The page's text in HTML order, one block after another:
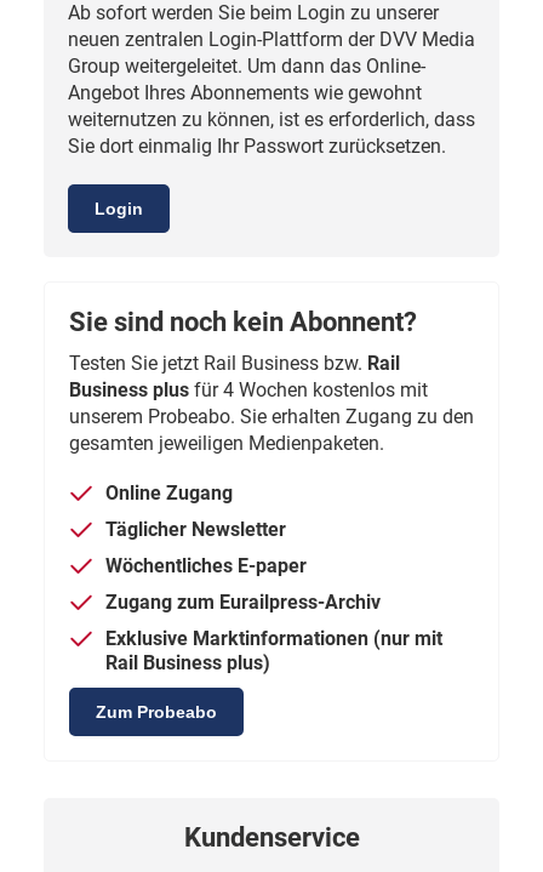
Ab sofort werden Sie beim Login zu unserer
neuen zentralen Login-Plattform der DVV Media
Group weitergeleitet. Um dann das Online-
Angebot Ihres Abonnements wie gewohnt
weiternutzen zu können, ist es erforderlich, dass
Sie dort einmalig Ihr Passwort zurücksetzen.
Login
Sie sind noch kein Abonnent?
Testen Sie jetzt Rail Business bzw. Rail
Business plus für 4 Wochen kostenlos mit
unserem Probeabo. Sie erhalten Zugang zu den
gesamten jeweiligen Medienpaketen.
Online Zugang
Täglicher Newsletter
Wöchentliches E-paper
Zugang zum Eurailpress-Archiv
Exklusive Marktinformationen (nur mit
Rail Business plus)
Zum Probeabo
Kundenservice